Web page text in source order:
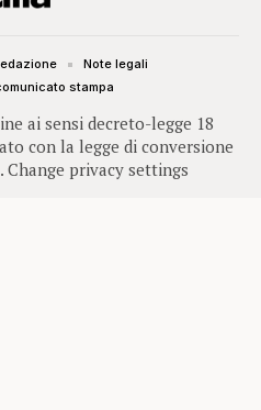
ai sensi decreto-legge 18
con la legge di conversione
Change privacy settings
Note legali
stampa